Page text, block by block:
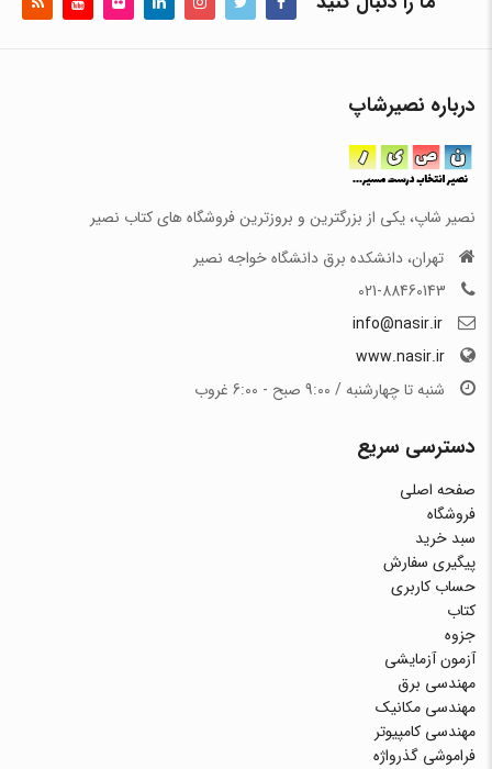
درباره نصیرشاپ
نصیر شاپ، یکی از بزرگترین و بروزترین فروشگاه های کتاب نصیر
تهران، دانشکده برق دانشگاه خواجه نصیر
021-88460143
info@nasir.ir
www.nasir.ir
شنبه تا چهارشنبه / 9:00 صبح - 6:00 غروب
دسترسی سریع
صفحه اصلی
فروشگاه
سبد خرید
پیگیری سفارش
حساب کاربری
کتاب
جزوه
آزمون آزمایشی
مهندسی برق
مهندسی مکانیک
مهندسی کامپیوتر
فراموشی گذرواژه